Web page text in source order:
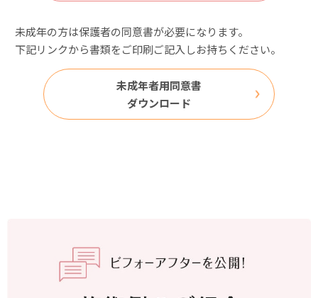
未成年の方は保護者の同意書が必要になります。
下記リンクから書類をご印刷ご記入しお持ちください。
未成年者用同意書
ダウンロード